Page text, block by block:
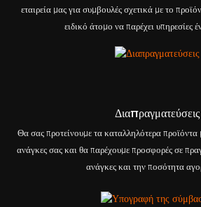
εταιρεία μας για συμβουλές σχετικά με το
ειδικό άτομο να παρέχει υπηρεσίες
Διαπραγματεύσεις
Θα σας προτείνουμε τα καταλληλότερα προϊόντα
ανάγκες σας και θα παρέχουμε προσφορές σε
ανάγκες και την ποσότητα